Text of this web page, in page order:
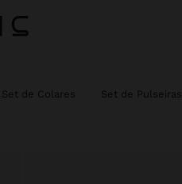
Set de Colares Set de Pulseiras